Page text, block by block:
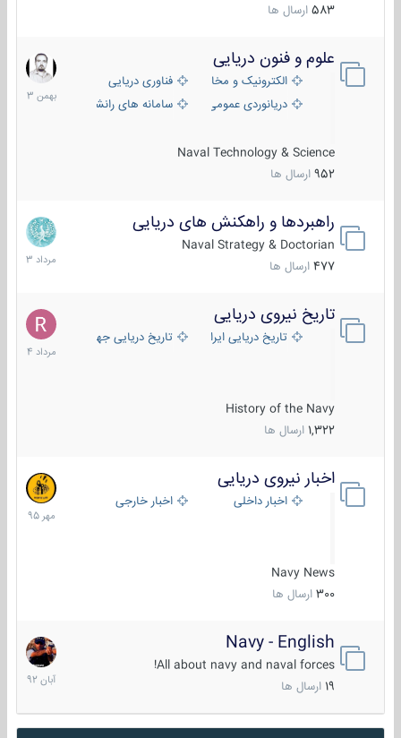
583 ارسال ها
علوم و فنون دریایی
الکترونیک و مخابرات دریاییفناوری دریایی
دریانوردی عمومی
سامانه های رانشی دریایی
Naval Technology & Science
952 ارسال ها
6
بهمن
1403
راهبردها و راهکنش های دریایی
Naval Strategy & Doctorian
477 ارسال ها
2
مرداد
1403
تاریخ نیروی دریایی
تاریخ دریایی ایران تاریخ دریایی جهان
History of the Navy
1,322 ارسال ها
16
مرداد
1404
اخبار نیروی دریایی
اخبار داخلی اخبار خارجی
Navy News
300 ارسال ها
27
مهر
1395
Navy - English
All about navy and naval forces!
ارسال ها
22
آبان
1392